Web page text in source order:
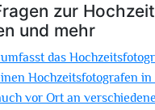
zur
und mehr
das
Hochzeitsfotografen
vor Ort an